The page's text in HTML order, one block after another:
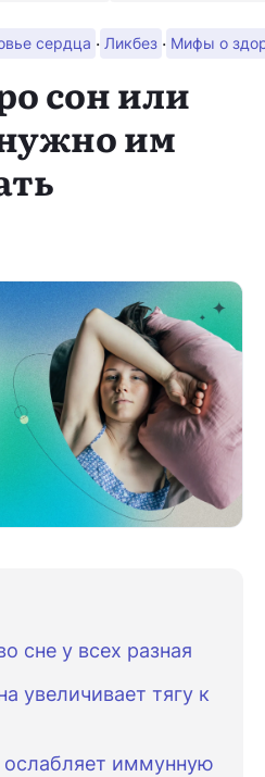
сердца · Ликбез · Мифы о
сон или
им
сне у всех разная
увеличивает тягу к
иммунную